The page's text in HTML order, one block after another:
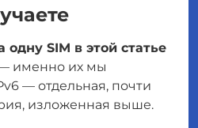
SIM в этой статье
именно их мы
— отдельная, почти
изложенная выше.